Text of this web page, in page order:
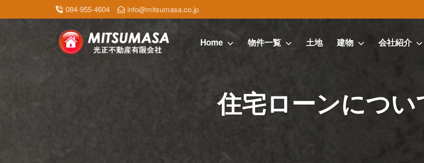
084-955-4604 info@mitsumasa.co.jp
Home 物件一覧 土地 建物 会社紹介
住宅ローンについ